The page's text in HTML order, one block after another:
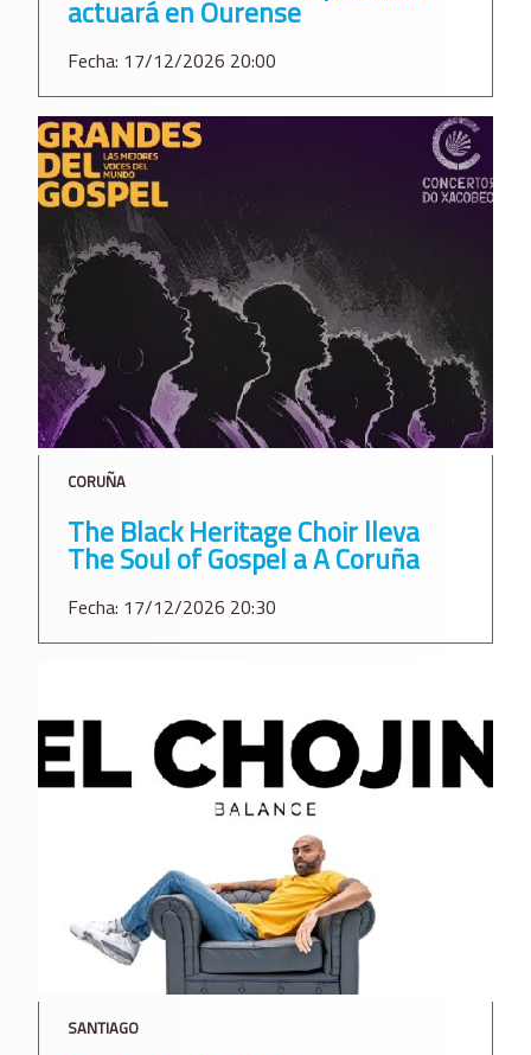
actuará en Ourense
Fecha: 17/12/2026 20:00
CORUÑA
The Black Heritage Choir lleva
The Soul of Gospel a A Coruña
Fecha: 17/12/2026 20:30
SANTIAGO